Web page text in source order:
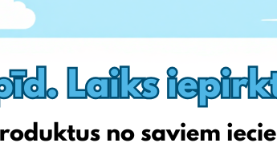
mājas, bet tā nedod sasniegt manu mērķi!